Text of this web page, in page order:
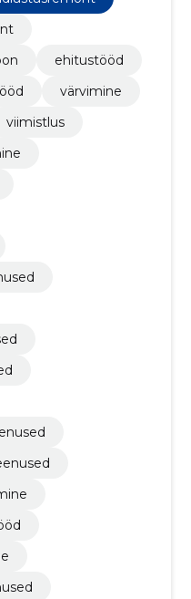
ehitustööd
värvimine
viimistlus